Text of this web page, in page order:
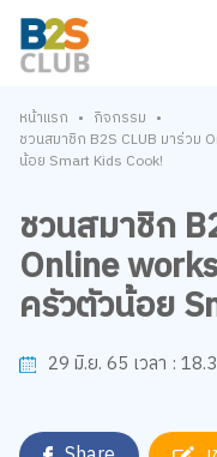
หน้าแรก • กิจกรรม •
ชวนสมาชิก B2S CLUB มาร่วม
น้อย Smart Kids Cook!
ชวนสมาชิก
Online
ครัวตัวน้อย
29 มิ.ย. 65 เวลา :